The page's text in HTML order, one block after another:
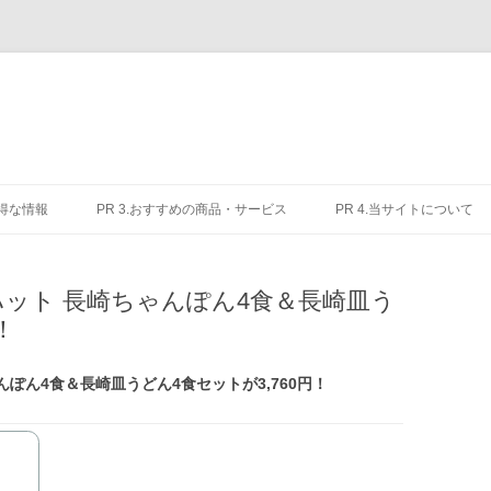
な情報 PR 3.おすすめの商品・サービス PR 4.当サイトについて
ト 長崎ちゃんぽん4食＆長崎皿う
ん4食＆長崎皿うどん4食セットが3,760円！